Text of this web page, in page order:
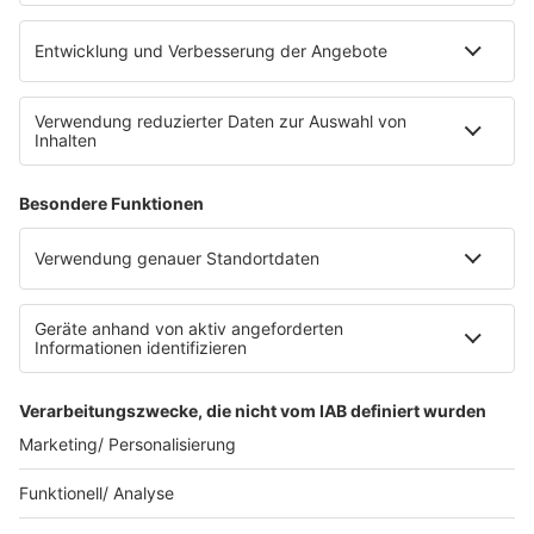
eröffnet. Direkt an der Medizinischen Klinik bietet es
E-Bikes über eine Photovoltaikanlage auf dem …
Impressum
Datenschutzerklärung
Datenschutzeinstellungen
Radioplayer